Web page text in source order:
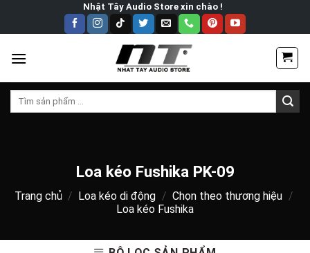
Nhật Tây Audio Store xin chào !
Tìm
Loa kéo Fushika PK-09
Trang chủ / Loa kéo di động / Chọn theo thương hiệu /
Loa kéo Fushika